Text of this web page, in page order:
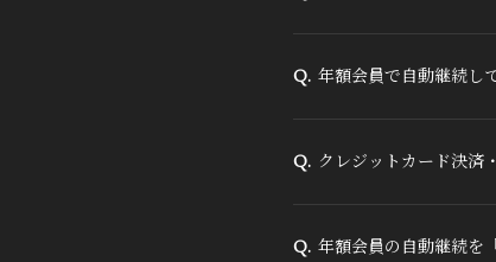
Q. 年額会員で自動継続し
Q. クレジットカード決済
Q. 年額会員の自動継続を